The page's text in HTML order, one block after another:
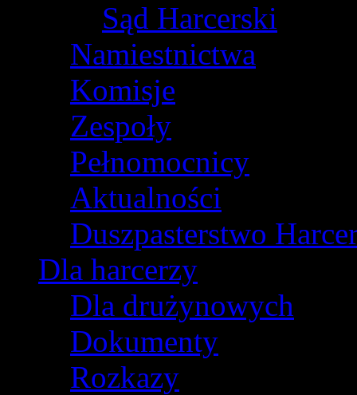
Sąd Harcerski
Namiestnictwa
Komisje
Zespoły
Pełnomocnicy
Aktualności
Duszpasterstwo
Dla harcerzy
Dla drużynowych
Dokumenty
Rozkazy